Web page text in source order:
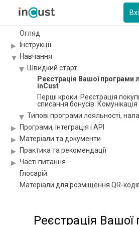
Огляд
Інструкції
Навчання
Швидкий старт
Реєстрація Вашої програми
inCust
Перші кроки. Реєстрація
списання бонусів.
Типові програми лояльності,
Програми, інтеграція і API
Матеріали та документи
Практика та рекомендації
Часті питання
Глосарій
Матеріали для розміщення QR-
Реєстрація